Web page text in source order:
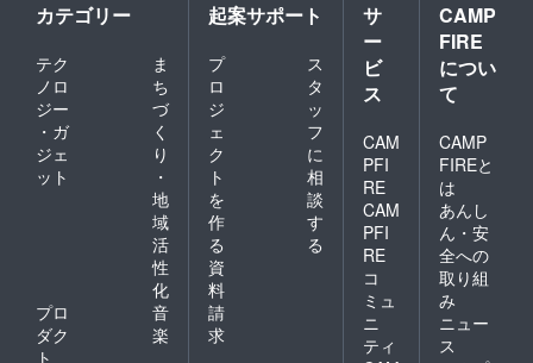
カテゴリー
テク
ノロ
ジー
・ガ
ジェ
ット
ま
ち
づ
く
り
・
地
域
活
性
化
プロ
ダク
ト
音
楽
起案サポート
プ
ロ
ジ
ェ
ク
ト
を
作
る
ス
タ
ッ
フ
に
相
談
す
る
資
料
請
求
サ
ー
ビ
ス
CAM
PFI
RE
CAM
PFI
RE
コ
ミュ
ニ
ティ
CAMP
FIRE
につい
て
CAMP
FIREと
は
あんし
ん・安
全への
取り組
み
ニュー
ス